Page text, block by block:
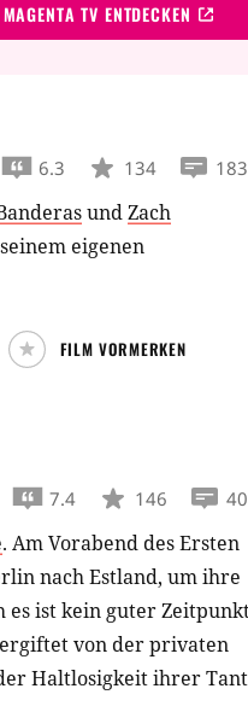
MAGENTA TV ENTDECKEN
6.3 134 183
undZach
eigenen
FILM VORMERKEN
7.4 146 40
. Am Vorabend des Ersten
nach Estland, um ihre
es ist kein guter
von der privaten
Haltlosigkeit ihrer